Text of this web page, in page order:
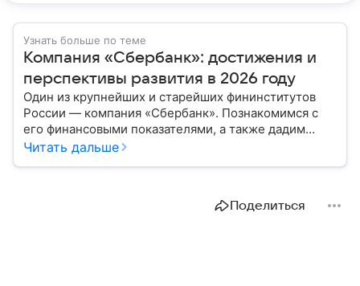
Узнать больше по теме
Компания «Сбербанк»: достижения и
перспективы развития в 2026 году
Один из крупнейших и старейших фининститутов
России — компания «Сбербанк». Познакомимся с
его финансовыми показателями, а также дадим
прогноз эксперта о стоимости акций в 2026 году.
Читать дальше
Поделиться